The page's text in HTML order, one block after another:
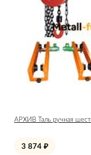
АРХИВ Таль ручная
3 874 ₽